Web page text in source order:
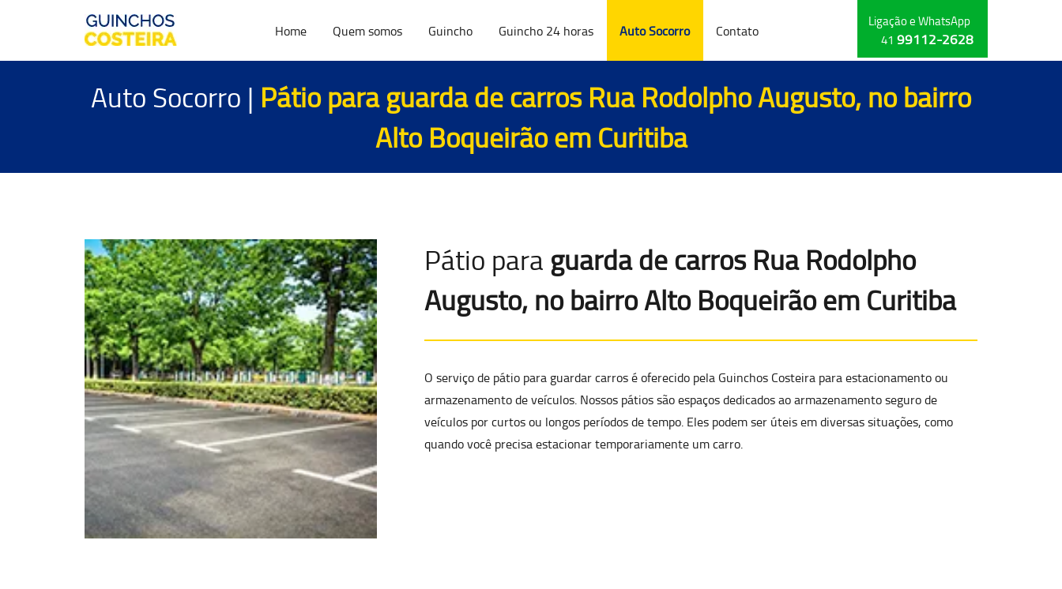
Home Quem somos Guincho Guincho 24 horas Auto Socorro Contato
Ligação e WhatsApp
41 99112-2628
Auto Socorro | Pátio paraguarda de carros Rua Rodolpho Augusto, no bairro
Alto Boqueirão em Curitiba
Pátio para guarda de carros Rua Rodolpho
Augusto, no bairro Alto Boqueirão em Curitiba
O serviço de pátio para guardar carros é oferecido pela Guinchos Costeira paraestacionamento ou
armazenamento de veículos. Nossos pátios são espaços dedicados ao armazenamento seguro de
veículos por curtos ou longos períodos de tempo. Eles podem ser úteis em diversas situações, como
quando você precisa estacionar temporariamente um carro.